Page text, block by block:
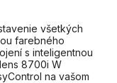
všetkých
farebného
s inteligentnou
8700i W
na vašom